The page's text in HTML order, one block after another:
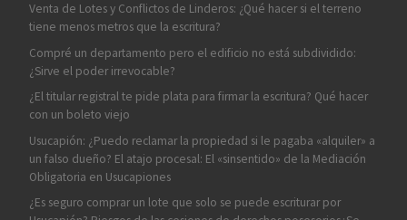
Venta de Lotes y Conflictos de Linderos: ¿Qué hacer si el terreno
tiene menos metros que la escritura?
Compré un departamento pero el edificio no está subdividido:
¿Sirve el poder irrevocable?
¿El titular registral te pide plata para firmar la escritura? Qué hacer
con un boleto viejo
Usucapión: ¿Puedo reclamar la propiedad si le pagaba «alquiler» a
un falso dueño? El atajo procesal: El «sinsentido» de la Mediación
Obligatoria en Usucapiones
¿Es seguro comprar un lote que solo se puede escriturar por